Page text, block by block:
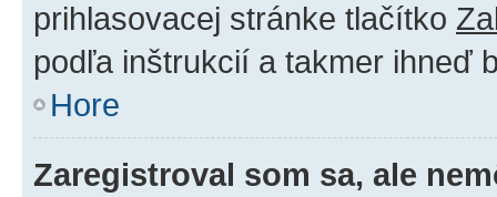
prihlasovacej stránke tlačítko
podľa inštrukcií a takmer ihneď
Hore
Zaregistroval som sa, ale